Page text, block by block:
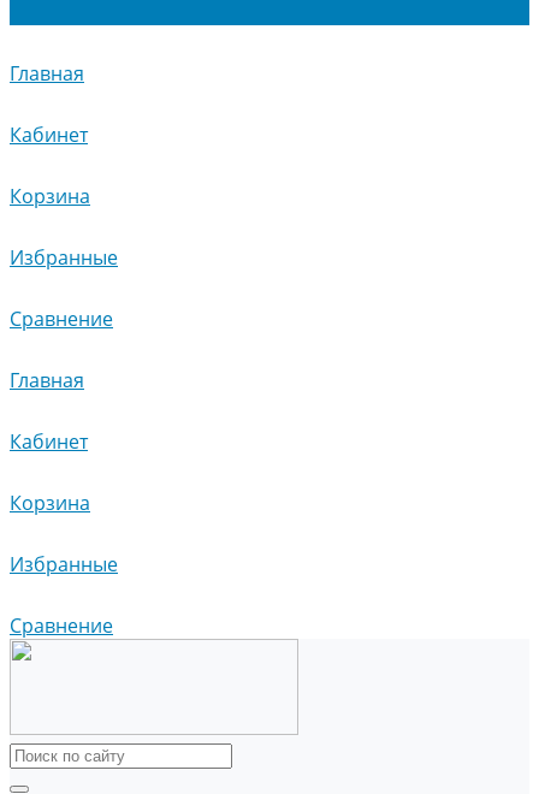
Главная
Кабинет
Корзина
Избранные
Сравнение
Главная
Кабинет
Корзина
Избранные
Сравнение